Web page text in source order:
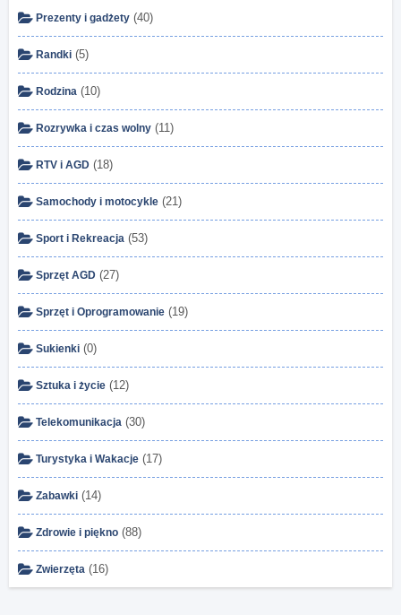
Prezenty i gadżety (40)
Randki (5)
Rodzina (10)
Rozrywka i czas wolny (11)
RTV i AGD (18)
Samochody i motocykle (21)
Sport i Rekreacja (53)
Sprzęt AGD (27)
Sprzęt i Oprogramowanie (19)
Sukienki (0)
Sztuka i życie (12)
Telekomunikacja (30)
Turystyka i Wakacje (17)
Zabawki (14)
Zdrowie i piękno (88)
Zwierzęta (16)